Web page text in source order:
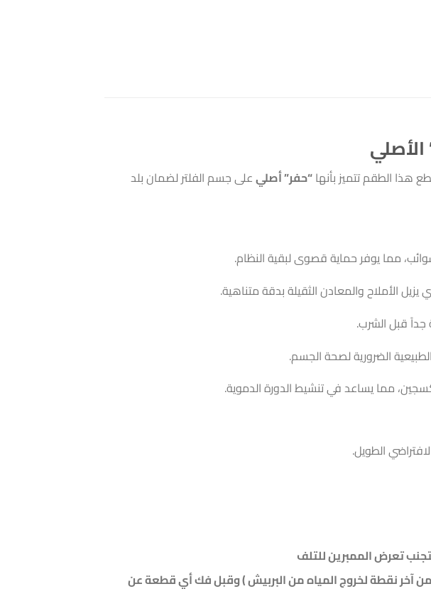
الطقم تتميز بأنها“حفر” أصليعلى جسم الفلتر لضمان بلد
مما يوفر حماية قصوى لبقية النظام.
الأملاح والمعادن الثقيلة بدقة متناهية.
قبل الشرب.
الضرورية لصحة الجسم.
الطويل.
تعرض الممبرين للتلف
آخر نقطة لخروج المياه من البربيش ) وقبل فك أي قطعة عن